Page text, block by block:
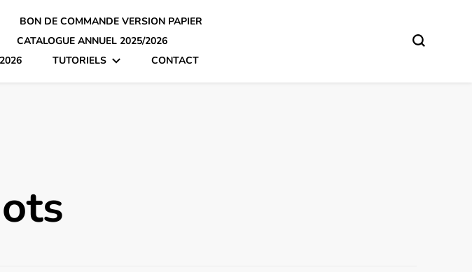
BON DE COMMANDE VERSION PAPIER
CATALOGUE ANNUEL 2025/2026
TUTORIELS CONTACT